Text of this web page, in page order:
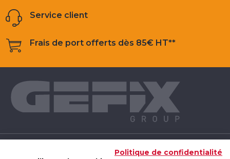
Service client
Frais de port offerts dès 85€ HT**
Politique de confidentialité